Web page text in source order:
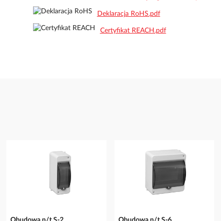
Deklaracja RoHS.pdf
Certyfikat REACH.pdf